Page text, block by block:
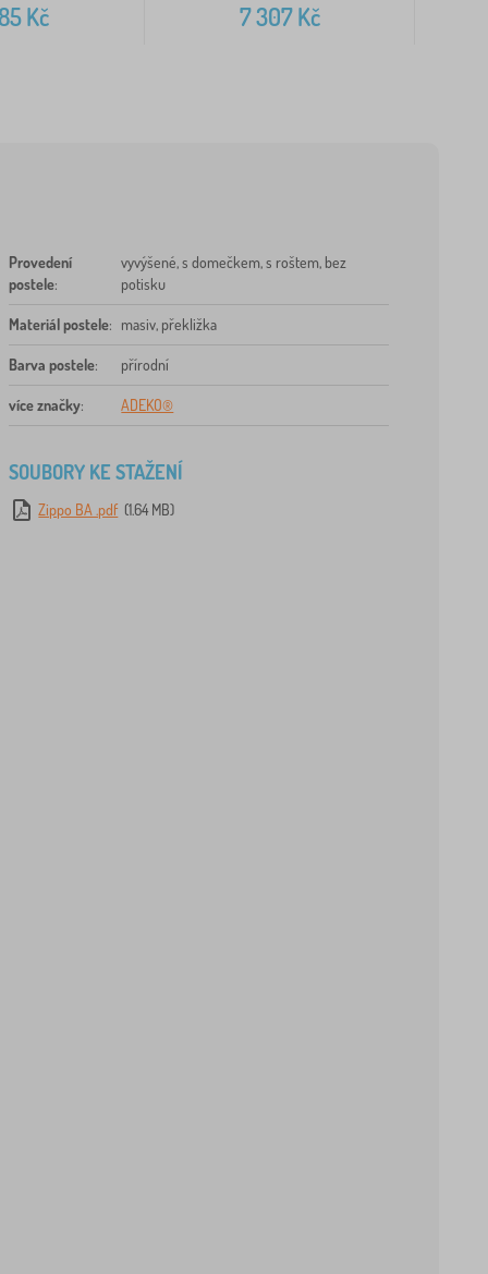
Kč 7 307Kč
Provedení
postele:
vyvýšené, s domečkem, s roštem, bez
potisku
Materiál postele: masiv, překližka
Barva postele: přírodní
více značky: ADEKO®
SOUBORY KE STAŽENÍ
Zippo BA .pdf (1.64 MB)